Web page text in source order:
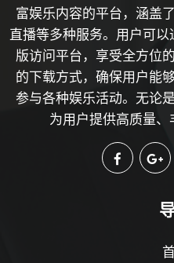
富娱乐内容的平台，涵盖
直播等多种服务。用户可以
版访问平台，享受全方位
的下载方式，确保用户能
参与各种娱乐活动。无论
为用户提供高质量、